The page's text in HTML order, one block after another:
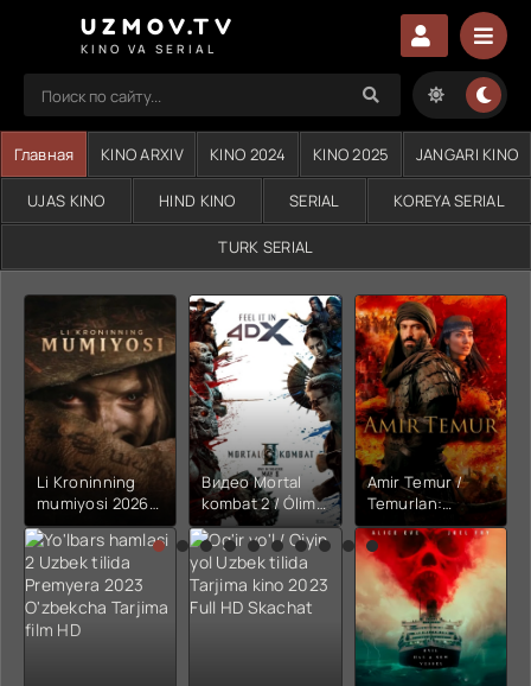
UZMOV.TV
KINO VA SERIAL
Главная KINO ARXIV KINO 2024 KINO 2025 JANGARI KINO
UJAS KINO HIND KINO SERIAL KOREYA SERIAL
TURK SERIAL
Li Kroninning
mumiyosi 2026
(uzbek tilida
kino) tarjima HD
skachat
Видео Mortal
kombat 2 / Ólim
jangi 2 (2026)
Uzbek tilida
Amir Temur /
Temurlan:
Fathchining
yuksalishi
Premyera Netflix
filmi Uzbek tilida
O'zbekcha 2026
tarjima kino Full
HD tas-ix
skachat